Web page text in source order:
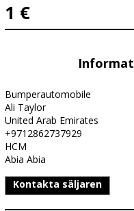
1 €
Bumperautomobile
Ali Taylor
United Arab Emirates
+9712862737929
HCM
Abia Abia
Kontakta säljaren